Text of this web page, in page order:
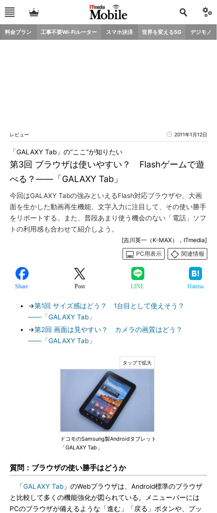
料金プラン 工事不要Wi-Fiルーター スマホ決済 世界を変える5G デジモノ
レビュー 2011年1月12日
第3回 ブラウザは使いやすい？ Flashゲームで遊
べる？――「GALAXY Tab」
「GALAXY Tab」の“ここ”が知りたい
今回はGALAXY Tabの強みといえるFlash対応ブラウザや、大画
面を生かした動画再生機能、文字入力に注目して、その使い勝手
をリポートする。また、普段あまり使う機会のない「電話」ソフ
トの利用感も合わせて紹介しよう。
[吉川英一（K-MAX），ITmedia]
PC用表示
関連情報
Share Post LINE Hatena
→第1回 サイズ感はどう？ 1台目として使えそう？
――「GALAXY Tab」
→第2回 画面は見やすい？ カメラの画質はどう？
――「GALAXY Tab」
ドコモのSamsung製Androidタブレット
「GALAXY Tab」
質問：ブラウザの使い勝手はどうか
「GALAXY Tab 」のWebブラウザは、Android標準のブラウザ
と比較して多くの機能強化が図られている。メニューバーには
PCのブラウザが備えるような「進む」「戻る」ボタンや、ブッ